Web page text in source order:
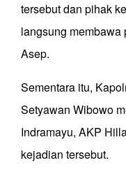
tersebut dan pihak
langsung
Asep.
Sementara itu,
Setyawan Wibowo
Indramayu, AKP
kejadian tersebut.